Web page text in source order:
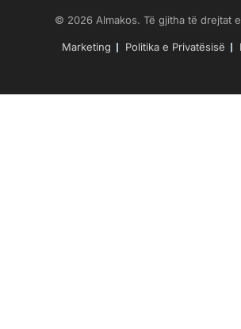
© 2026 Almakos. Të gjitha të drejtat
Marketing Politika e Privatësisë